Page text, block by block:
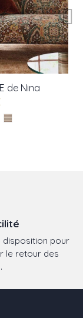
de Nina
pour
le retour des